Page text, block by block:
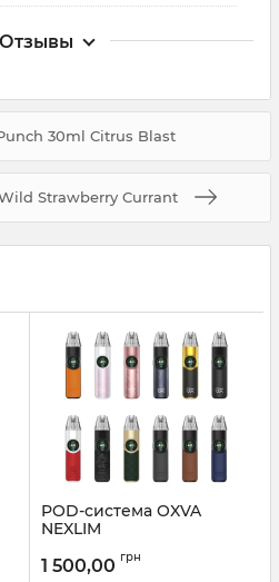
Отзывы
30ml Citrus Blast
Strawberry Currant
POD-система OXVA
NEXLIM
1 500,00 грн